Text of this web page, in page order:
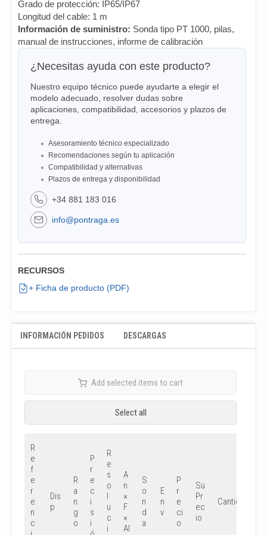
Grado de protección: IP65/IP67
Longitud del cable: 1 m
Información de suministro: Sonda tipo PT 1000, pilas,
manual de instrucciones, informe de calibración
¿Necesitas ayuda con este producto?
Nuestro equipo técnico puede ayudarte a elegir el
modelo adecuado, resolver dudas sobre
aplicaciones, compatibilidad, accesorios y plazos de
entrega.
Asesoramiento técnico especializado
Recomendaciones según tu aplicación
Compatibilidad y alternativas
Plazos de entrega y disponibilidad
+34 881 183 016
info@pontraga.es
RECURSOS
+ Ficha de producto (PDF)
INFORMACIÓN PEDIDOS DESCARGAS
Add selected items to cart
Select all
R
e
f
e
r
e
n
c
Dis
p
R
a
n
g
o
P
r
e
c
i
s
i
R
e
s
o
l
u
c
i
A
n
×
F
×
Al
S
o
n
d
a
E
n
v
P
r
e
ci
o
Su
Pr
ec
io
Cantidad